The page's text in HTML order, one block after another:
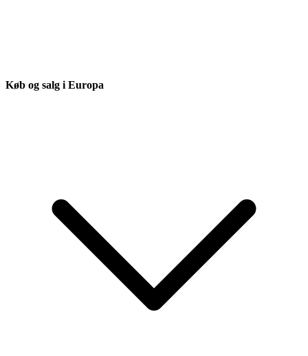
Køb og salg i Europa